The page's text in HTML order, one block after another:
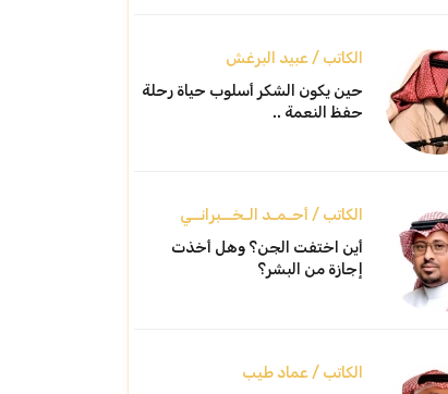
الكاتب / عبيد البرغش
حين يكون الشكر أسلوب حياة رحلة
حفظ النعمة ..
الكاتب / أحـمـد الـخــبرانــي
أين اختفت الجن؟ وهل أخذت
إجازة من البشر؟
الكاتب / عماد طيب